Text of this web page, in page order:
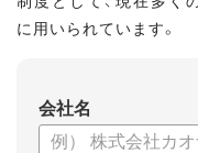
に用いられています。
・目標設定で意識する5
イント
会社名